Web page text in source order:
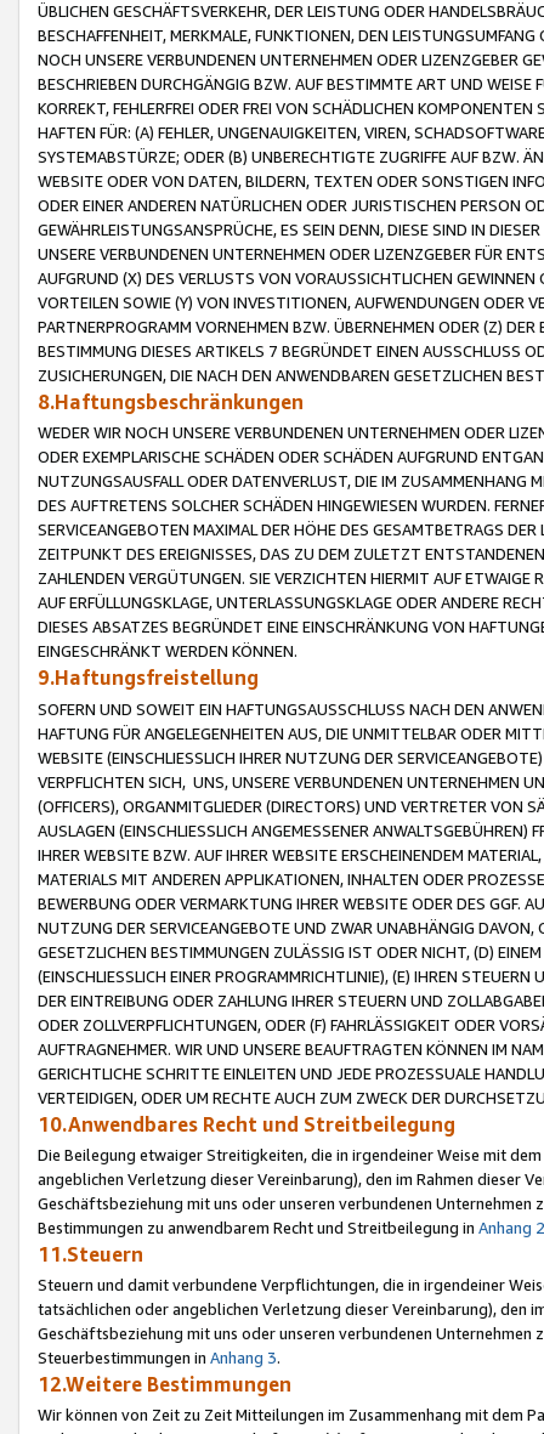
ÜBLICHEN GESCHÄFTSVERKEHR, DER LEISTUNG ODER
BESCHAFFENHEIT, MERKMALE, FUNKTIONEN, DEN
NOCH UNSERE VERBUNDENEN UNTERNEHMEN ODER LIZENZGEBER
BESCHRIEBEN DURCHGÄNGIG BZW. AUF BESTIMMTE ART UND
KORREKT, FEHLERFREI ODER FREI VON SCHÄDLICHEN
HAFTEN FÜR: (A) FEHLER, UNGENAUIGKEITEN, VIREN,
SYSTEMABSTÜRZE; ODER (B) UNBERECHTIGTE ZUGRIFFE AUF BZW.
WEBSITE ODER VON DATEN, BILDERN, TEXTEN ODER SONSTIGEN
ODER EINER ANDEREN NATÜRLICHEN ODER JURISTISCHEN PERSON
GEWÄHRLEISTUNGSANSPRÜCHE, ES SEIN DENN, DIESE SIND IN
UNSERE VERBUNDENEN UNTERNEHMEN ODER LIZENZGEBER FÜR
AUFGRUND (X) DES VERLUSTS VON VORAUSSICHTLICHEN
VORTEILEN SOWIE (Y) VON INVESTITIONEN, AUFWENDUNGEN ODER
PARTNERPROGRAMM VORNEHMEN BZW. ÜBERNEHMEN ODER (Z)
BESTIMMUNG DIESES ARTIKELS 7 BEGRÜNDET EINEN AUSSCHLUSS
ZUSICHERUNGEN, DIE NACH DEN ANWENDBAREN GESETZLICHEN
8.Haftungsbeschränkungen
WEDER WIR NOCH UNSERE VERBUNDENEN UNTERNEHMEN ODER
ODER EXEMPLARISCHE SCHÄDEN ODER SCHÄDEN AUFGRUND
NUTZUNGSAUSFALL ODER DATENVERLUST, DIE IM ZUSAMMENHANG
DES AUFTRETENS SOLCHER SCHÄDEN HINGEWIESEN WURDEN.
SERVICEANGEBOTEN MAXIMAL DER HÖHE DES GESAMTBETRAGS
ZEITPUNKT DES EREIGNISSES, DAS ZU DEM ZULETZT
ZAHLENDEN VERGÜTUNGEN. SIE VERZICHTEN HIERMIT AUF
AUF ERFÜLLUNGSKLAGE, UNTERLASSUNGSKLAGE ODER ANDERE
DIESES ABSATZES BEGRÜNDET EINE EINSCHRÄNKUNG VON
EINGESCHRÄNKT WERDEN KÖNNEN.
9.Haftungsfreistellung
SOFERN UND SOWEIT EIN HAFTUNGSAUSSCHLUSS NACH DEN
HAFTUNG FÜR ANGELEGENHEITEN AUS, DIE UNMITTELBAR ODER
WEBSITE (EINSCHLIESSLICH IHRER NUTZUNG DER
VERPFLICHTEN SICH, UNS, UNSERE VERBUNDENEN UNTERNEHMEN
(OFFICERS), ORGANMITGLIEDER (DIRECTORS) UND VERTRETER VON
AUSLAGEN (EINSCHLIESSLICH ANGEMESSENER
IHRER WEBSITE BZW. AUF IHRER WEBSITE ERSCHEINENDEM
MATERIALS MIT ANDEREN APPLIKATIONEN, INHALTEN ODER
BEWERBUNG ODER VERMARKTUNG IHRER WEBSITE ODER DES GGF.
NUTZUNG DER SERVICEANGEBOTE UND ZWAR UNABHÄNGIG
GESETZLICHEN BESTIMMUNGEN ZULÄSSIG IST ODER NICHT, (D)
(EINSCHLIESSLICH EINER PROGRAMMRICHTLINIE), (E) IHREN
DER EINTREIBUNG ODER ZAHLUNG IHRER STEUERN UND
ODER ZOLLVERPFLICHTUNGEN, ODER (F) FAHRLÄSSIGKEIT ODER
AUFTRAGNEHMER. WIR UND UNSERE BEAUFTRAGTEN KÖNNEN IM
GERICHTLICHE SCHRITTE EINLEITEN UND JEDE PROZESSUALE
VERTEIDIGEN, ODER UM RECHTE AUCH ZUM ZWECK DER
10.Anwendbares Recht und Streitbeilegung
Die Beilegung etwaiger Streitigkeiten, die in irgendeiner Weise mit
angeblichen Verletzung dieser Vereinbarung), den im Rahmen dieser
Geschäftsbeziehung mit uns oder unseren verbundenen
Bestimmungen zu anwendbarem Recht und Streitbeilegung in Anhang 2
11.Steuern
Steuern und damit verbundene Verpflichtungen, die in irgendeiner
tatsächlichen oder angeblichen Verletzung dieser Vereinbarung), den
Geschäftsbeziehung mit uns oder unseren verbundenen
Steuerbestimmungen in Anhang 3.
12.Weitere Bestimmungen
Wir können von Zeit zu Zeit Mitteilungen im Zusammenhang mit dem